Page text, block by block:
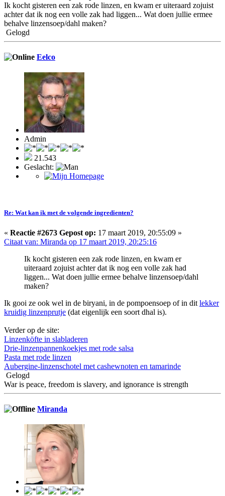
Ik kocht gisteren een zak rode linzen, en kwam er uiteraard zojuist
achter dat ik nog een volle zak had liggen... Wat doen jullie ermee
behalve linzensoep/dahl maken?
Gelogd
Eelco
Admin
21.543
Geslacht:
Re: Wat kan ik met de volgende ingredienten?
« Reactie #2673 Gepost op: 17 maart 2019, 20:55:09 »
Citaat van: Miranda op 17 maart 2019, 20:25:16
Ik kocht gisteren een zak rode linzen, en kwam er
uiteraard zojuist achter dat ik nog een volle zak had
liggen... Wat doen jullie ermee behalve linzensoep/dahl
maken?
Ik gooi ze ook wel in de biryani, in de pompoensoep of in dit lekker
kruidig linzenprutje (dat eigenlijk een soort dhal is).
Verder op de site:
Linzenköfte in slabladeren
Drie-linzenpannenkoekjes met rode salsa
Pasta met rode linzen
Aubergine-linzenschotel met cashewnoten en tamarinde
Gelogd
War is peace, freedom is slavery, and ignorance is strength
Miranda